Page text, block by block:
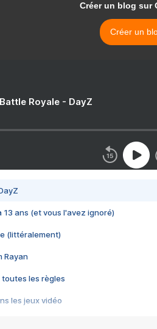
Créer un blog sur
Créer un
Royale - DayZ
13 ans (et vous l'avez ignoré)
(littéralement)
Rayan
toutes les règles
les jeux vidéo